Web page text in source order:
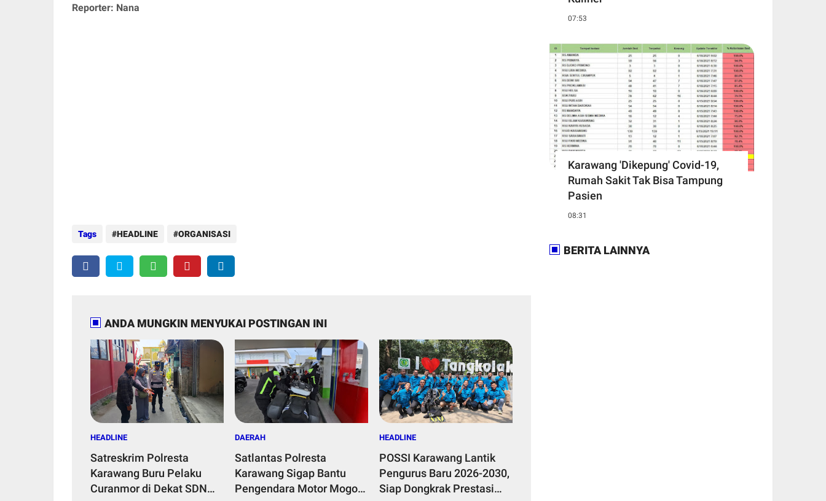
Reporter: Nana
Tags HEADLINE ORGANISASI
ANDA MUNGKIN MENYUKAI POSTINGAN INI
HEADLINE
Satreskrim Polresta
Karawang Buru Pelaku
Curanmor di Dekat SDN
DAERAH
Satlantas Polresta
Karawang Sigap Bantu
Pengendara Motor Mogok,
HEADLINE
POSSI Karawang Lantik
Pengurus Baru 2026-2030,
Siap Dongkrak Prestasi
07:53
Karawang 'Dikepung' Covid-19,
Rumah Sakit Tak Bisa Tampung
Pasien
08:31
BERITA LAINNYA